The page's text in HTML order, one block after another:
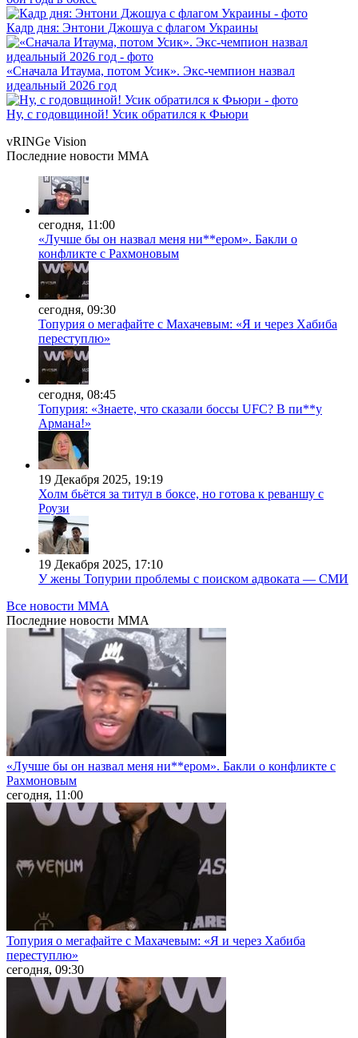
Кадр дня: Энтони Джошуа с флагом Украины
«Сначала Итаума, потом Усик». Экс-чемпион назвал
идеальный 2026 год
Ну, с годовщиной! Усик обратился к Фьюри
vRINGe Vision
Последние новости MMA
сегодня, 11:00
«Лучше бы он назвал меня ни**ером». Бакли о
конфликте с Рахмоновым
сегодня, 09:30
Топурия о мегафайте с Махачевым: «Я и через Хабиба
переступлю»
сегодня, 08:45
Топурия: «Знаете, что сказали боссы UFC? В пи**у
Армана!»
19 Декабря 2025, 19:19
Холм бьётся за титул в боксе, но готова к реваншу с
Роузи
19 Декабря 2025, 17:10
У жены Топурии проблемы с поиском адвоката — СМИ
Все новости MMA
Последние новости MMA
«Лучше бы он назвал меня ни**ером». Бакли о конфликте с
Рахмоновым
сегодня, 11:00
Топурия о мегафайте с Махачевым: «Я и через Хабиба
переступлю»
сегодня, 09:30